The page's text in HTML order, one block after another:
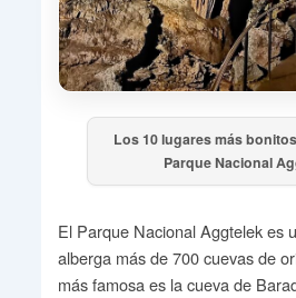
Los 10 lugares más
Parque Nacional
El Parque Nacional Aggtelek es
alberga más de 700 cuevas de
más famosa es la cueva de